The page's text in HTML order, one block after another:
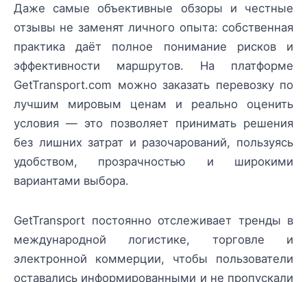
Даже самые объективные обзоры и честные
отзывы не заменят личного опыта: собственная
практика даёт полное понимание рисков и
эффективности маршрутов. На платформе
GetTransport.com можно заказать перевозку по
лучшим мировым ценам и реально оценить
условия — это позволяет принимать решения
без лишних затрат и разочарований, пользуясь
удобством, прозрачностью и широкими
вариантами выбора.
GetTransport постоянно отслеживает тренды в
международной логистике, торговле и
электронной коммерции, чтобы пользователи
оставались информированными и не пропускали